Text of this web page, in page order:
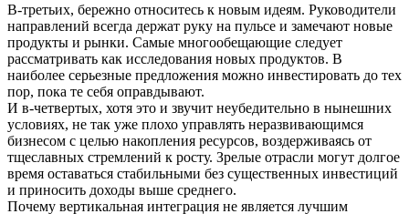
В-третьих, бережно относитесь к новым идеям. Руководители
направлений всегда держат руку на пульсе и замечают новые
продукты и рынки. Самые многообещающие следует
рассматривать как исследования новых продуктов. В
наиболее серьезные предложения можно инвестировать до тех
пор, пока те себя оправдывают.
И в-четвертых, хотя это и звучит неубедительно в нынешних
условиях, не так уже плохо управлять неразвивающимся
бизнесом с целью накопления ресурсов, воздерживаясь от
тщеславных стремлений к росту. Зрелые отрасли могут долгое
время оставаться стабильными без существенных инвестиций
и приносить доходы выше среднего.
Почему вертикальная интеграция не является лучшим